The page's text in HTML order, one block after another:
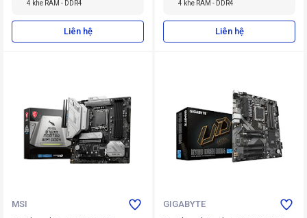
4 khe RAM - DDR4
Liên hệ
4 khe RAM - DDR4
Liên hệ
MSI GIGABYTE